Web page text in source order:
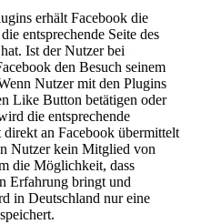
erhält Facebook die
entsprechende Seite des
Ist der Nutzer bei
den Besuch seinem
Nutzer mit den Plugins
Like Button betätigen oder
die entsprechende
an Facebook übermittelt
Nutzer kein Mitglied von
die Möglichkeit, dass
Erfahrung bringt und
in Deutschland nur eine